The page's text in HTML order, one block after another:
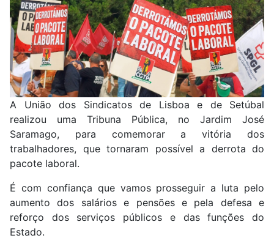
A União dos Sindicatos de Lisboa e de Setúbal
realizou uma Tribuna Pública, no Jardim José
Saramago, para comemorar a vitória dos
trabalhadores, que tornaram possível a derrota do
pacote laboral.
É com confiança que vamos prosseguir a luta pelo
aumento dos salários e pensões e pela defesa e
reforço dos serviços públicos e das funções do
Estado.